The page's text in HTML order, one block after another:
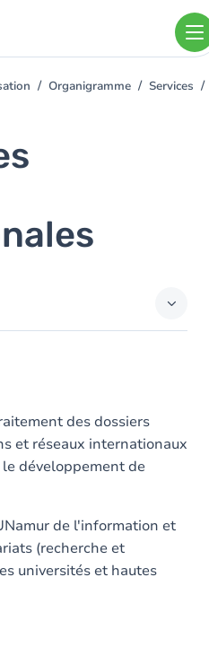
Organigramme Services
des dossiers
et réseaux internationaux
développement de
de l'information et
(recherche et
universités et hautes